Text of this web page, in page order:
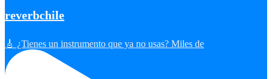
reverbchile
🎸 ¿Tienes un instrumento que ya no usas? Miles de